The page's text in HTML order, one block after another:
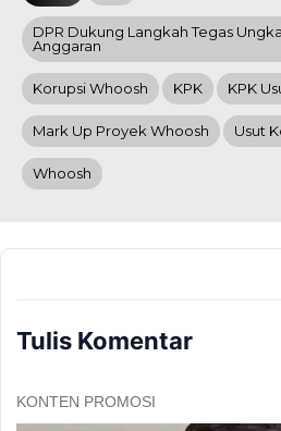
DPR Dukung Langkah Tegas
Anggaran
Korupsi Whoosh KPK KPK
Mark Up Proyek Whoosh Usut
Whoosh
Tulis Komentar